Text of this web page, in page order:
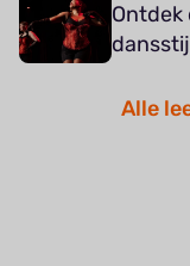
Ontdek
Alle